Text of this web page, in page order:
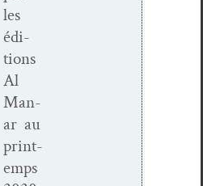
les
édi­
tions
Al
Man­
ar au
print­
emps